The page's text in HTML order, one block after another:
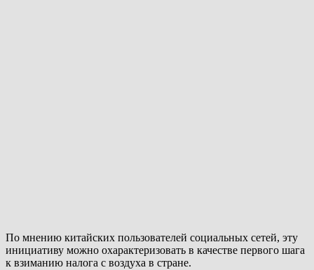
По мнению китайских пользователей социальных сетей, эту
инициативу можно охарактеризовать в качестве первого шага
к взиманию налога с воздуха в стране.